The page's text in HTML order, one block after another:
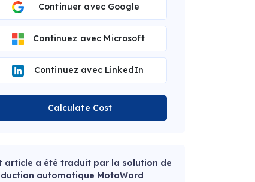
Continuer avec Google
Continuez avec Microsoft
Continuez avec LinkedIn
Calculate Cost
article a été traduit par la solution de
automatique MotaWord